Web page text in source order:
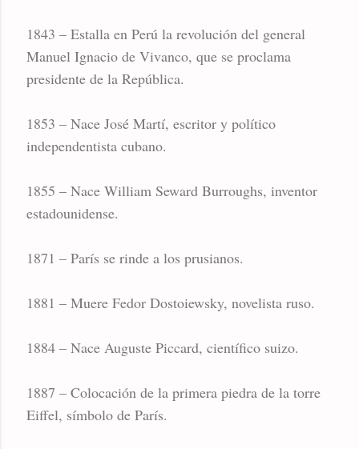
1843 – Estalla en Perú la revolución del general
Manuel Ignacio de Vivanco, que se proclama
presidente de la República.
1853 – Nace José Martí, escritor y político
independentista cubano.
1855 – Nace William Seward Burroughs, inventor
estadounidense.
1871 – París se rinde a los prusianos.
1881 – Muere Fedor Dostoiewsky, novelista ruso.
1884 – Nace Auguste Piccard, científico suizo.
1887 – Colocación de la primera piedra de la torre
Eiffel, símbolo de París.